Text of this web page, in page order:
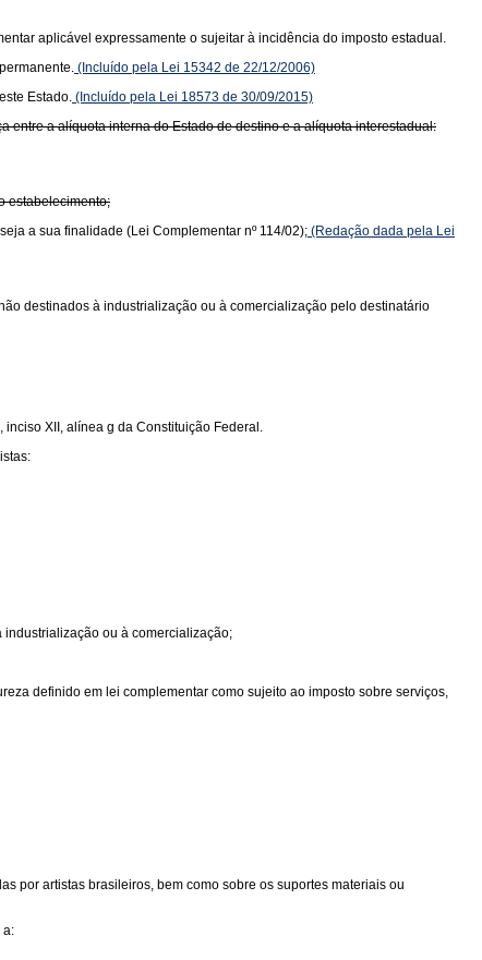
aplicável expressamente o sujeitar à incidência do imposto estadual.
(Incluído pela Lei 15342 de 22/12/2006)
Estado. (Incluído pela Lei 18573 de 30/09/2015)
entre a alíquota interna do Estado de destino e a alíquota interestadual:
estabelecimento;
a sua finalidade (Lei Complementar nº 114/02); (Redação dada pela Lei
destinados à industrialização ou à comercialização pelo destinatário
XII, alínea g da Constituição Federal.
ou à comercialização;
definido em lei complementar como sujeito ao imposto sobre serviços,
por artistas brasileiros, bem como sobre os suportes materiais ou
a: